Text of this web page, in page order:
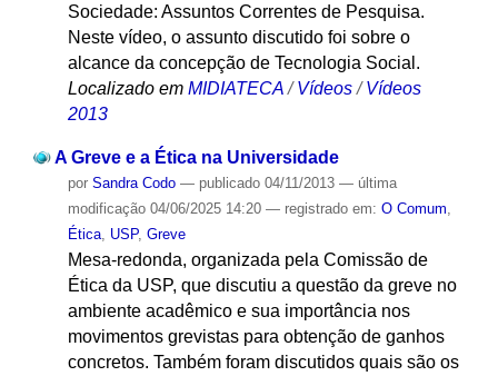
Sociedade: Assuntos Correntes de Pesquisa.
Neste vídeo, o assunto discutido foi sobre o
alcance da concepção de Tecnologia Social.
Localizado em MIDIATECA /Vídeos /Vídeos
2013
A Greve e a Ética na Universidade
por Sandra Codo — publicado04/11/2013 — última
modificação04/06/2025 14:20 — registrado em: O Comum
Ética, USP, Greve
Mesa-redonda, organizada pela Comissão de
Ética da USP, que discutiu a questão da greve no
ambiente acadêmico e sua importância nos
movimentos grevistas para obtenção de ganhos
concretos. Também foram discutidos quais são os